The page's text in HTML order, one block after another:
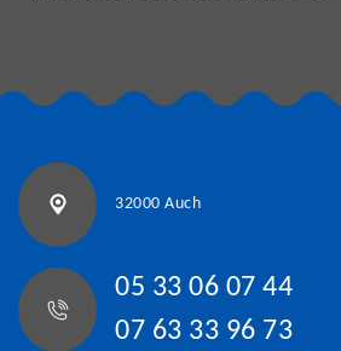
32000 Auch
05 33 06 07 44
07 63 33 96 73